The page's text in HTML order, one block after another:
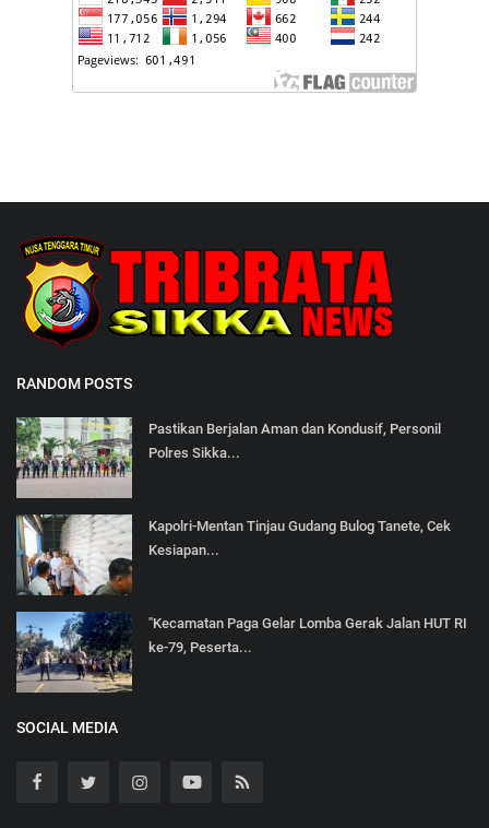
RANDOM POSTS
Pastikan Berjalan Aman dan Kondusif, Personil
Polres Sikka...
Kapolri-Mentan Tinjau Gudang Bulog Tanete, Cek
Kesiapan...
"Kecamatan Paga Gelar Lomba Gerak Jalan HUT RI
ke-79, Peserta...
SOCIAL MEDIA